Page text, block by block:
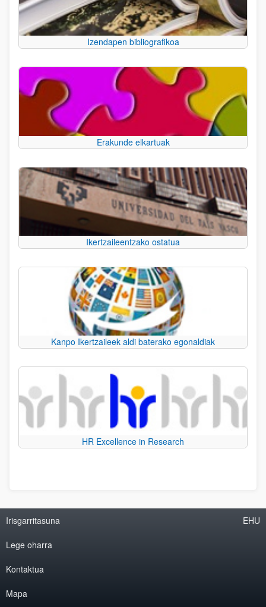
Izendapen bibliografikoa
Erakunde elkartuak
Ikertzaileentzako ostatua
Kanpo Ikertzaileek aldi baterako egonaldiak
HR Excellence in Research
Irisgarritasuna
Lege oharra
Kontaktua
Mapa
EHU